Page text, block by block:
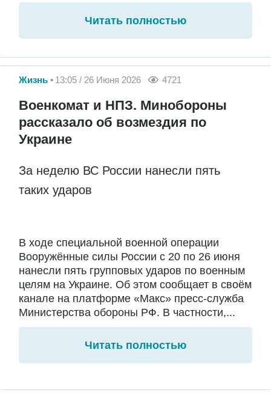
Читать полностью
Жизнь 13:05 / 26 Июня 2026 4721
Военкомат и НПЗ. Минобороны
рассказало об возмездия по
Украине
За неделю ВС России нанесли пять
таких ударов
В ходе специальной военной операции
Вооружённые силы России с 20 по 26 июня
нанесли пять групповых ударов по военным
целям на Украине. Об этом сообщает в своём
канале на платформе «Макс» пресс-служба
Министерства обороны РФ. В частности,...
Читать полностью